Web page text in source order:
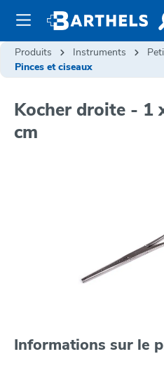
principal
Produits Instruments
Pinces et ciseaux
Kocher droite - 1
cm
Informations sur le